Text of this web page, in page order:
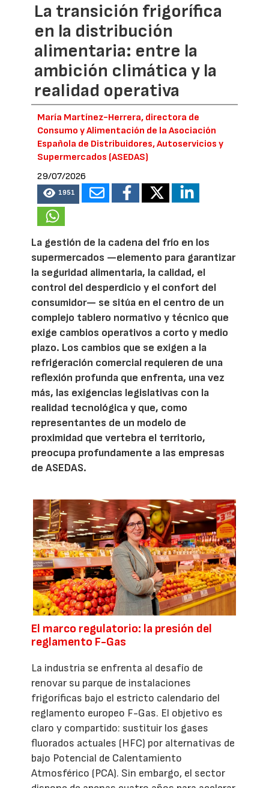
La transición frigorífica
en la distribución
alimentaria: entre la
ambición climática y la
realidad operativa
María Martínez-Herrera, directora de
Consumo y Alimentación de la Asociación
Española de Distribuidores, Autoservicios y
Supermercados (ASEDAS)
29/07/2026
1951
La gestión de la cadena del frío en los
supermercados —elemento para garantizar
la seguridad alimentaria, la calidad, el
control del desperdicio y el confort del
consumidor— se sitúa en el centro de un
complejo tablero normativo y técnico que
exige cambios operativos a corto y medio
plazo. Los cambios que se exigen a la
refrigeración comercial requieren de una
reflexión profunda que enfrenta, una vez
más, las exigencias legislativas con la
realidad tecnológica y que, como
representantes de un modelo de
proximidad que vertebra el territorio,
preocupa profundamente a las empresas
de ASEDAS.
El marco regulatorio: la presión del
reglamento F-Gas
La industria se enfrenta al desafío de
renovar su parque de instalaciones
frigoríficas bajo el estricto calendario del
reglamento europeo F-Gas. El objetivo es
claro y compartido: sustituir los gases
fluorados actuales (HFC) por alternativas de
bajo Potencial de Calentamiento
Atmosférico (PCA). Sin embargo, el sector